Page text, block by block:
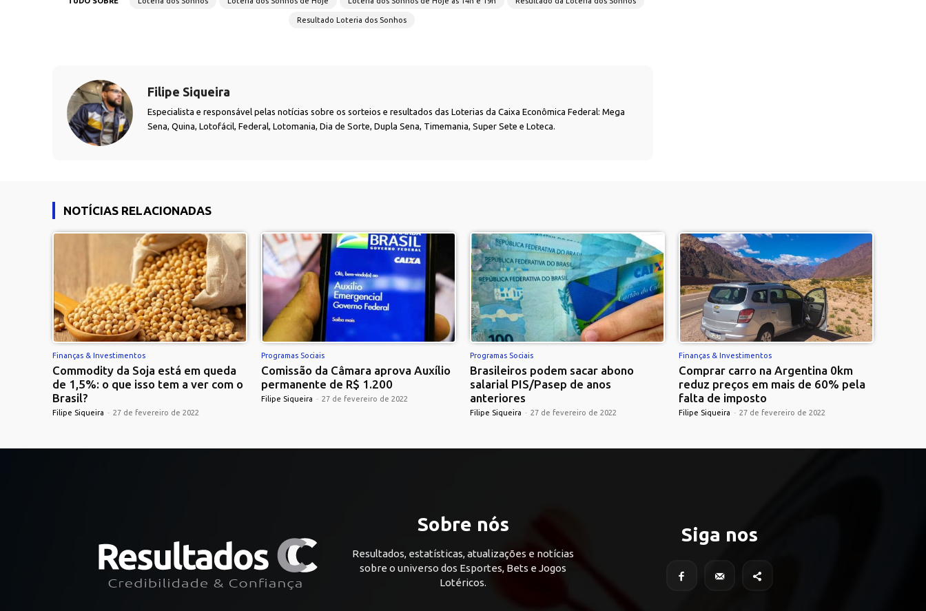
Resultado Loteria dos Sonhos
Filipe Siqueira
Especialista e responsável pelas notícias sobre os sorteios e resultados das Loterias da Caixa Econômica Federal: Mega
Sena, Quina, Lotofácil, Federal, Lotomania, Dia de Sorte, Dupla Sena, Timemania, Super Sete e Loteca.
NOTÍCIAS RELACIONADAS
Finanças & Investimentos
Commodity da Soja está em queda
de 1,5%: o que isso tem a ver com o
Brasil?
Filipe Siqueira - 27 de fevereiro de 2022
Programas Sociais
Comissão da Câmara aprova Auxílio
permanente de R$ 1.200
Filipe Siqueira - 27 de fevereiro de 2022
Programas Sociais
Brasileiros podem sacar abono
salarial PIS/Pasep de anos
anteriores
Filipe Siqueira - 27 de fevereiro de 2022
Finanças & Investimentos
Comprar carro na Argentina 0km
reduz preços em mais de 60% pela
falta de imposto
Filipe Siqueira - 27 de fevereiro de 2022
Sobre nós
Resultados, estatísticas, atualizações e notícias
sobre o universo dos Esportes, Bets e Jogos
Lotéricos.
Siga nos